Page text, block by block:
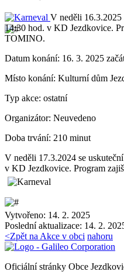
V neděli 16.3.2025
14:30 hod. v KD Jezdkovice.
TOMINO.
Datum konání: 16. 3. 2025
Místo konání: Kulturní dům
Typ akce: ostatní
Organizátor: Neuvedeno
Doba trvání: 210 minut
V neděli 17.3.2024 se
v KD Jezdkovice. Program
Vytvořeno: 14. 2. 2025
Poslední aktualizace: 14. 2.
<Zpět na Akce v obci nahoru
Oficiální stránky Obce